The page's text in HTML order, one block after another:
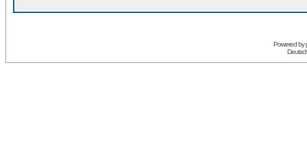
Powered by